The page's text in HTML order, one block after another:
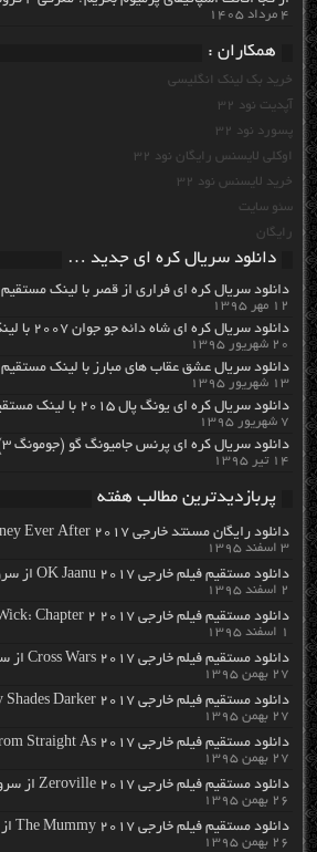
۴ مرداد ۱۴۰۵
همکاران :
خرید بک لینک انگلیسی
آپدیت نود 32
پسورد نود 32
اوکلی لایسنس رایگان نود 32
خرید لایسنس نود 32
سئو سایت
رایگان
دانلود سریال کره ای جدید …
دانلود سریال کره ای فراری از قصر با لینک مستقیم
۱۲ مهر ۱۳۹۵
دانلود سریال کره ای شاه دائه جو جوان ۲۰۰۷ با لینک مستقیم
۲۰ شهریور ۱۳۹۵
دانلود سریال عشق عقاب های مبارز با لینک مستقیم
۱۳ شهریور ۱۳۹۵
دانلود سریال کره ای یونگ پال ۲۰۱۵ با لینک مستقیم
۷ شهریور ۱۳۹۵
دانلود سریال کره ای پرنس جامیونگ گو (جومونگ ۳) با لینک مستقیم
۱۴ تیر ۱۳۹۵
پربازدیدترین مطالب هفته
دانلود رایگان مسنتد خارجی Britney Ever After 2017 با لینک مستقیم
۳ اسفند ۱۳۹۵
دانلود مستقیم فیلم خارجی OK Jaanu 2017 از سرور سایت
۲ اسفند ۱۳۹۵
دانلود مستقیم فیلم خارجی John Wick: Chapter 2 2017 از سرور سایت
۱ اسفند ۱۳۹۵
دانلود مستقیم فیلم خارجی Cross Wars 2017 از سرور سایت
۲۷ بهمن ۱۳۹۵
دانلود مستقیم فیلم خارجی Fifty Shades Darker 2017 از سرور سایت
۲۷ بهمن ۱۳۹۵
دانلود مستقیم فیلم خارجی From Straight As 2017 از سرور سایت
۲۷ بهمن ۱۳۹۵
دانلود مستقیم فیلم خارجی Zeroville 2017 از سرور سایت
۲۶ بهمن ۱۳۹۵
دانلود مستقیم فیلم خارجی The Mummy 2017 از سرور سایت
۲۶ بهمن ۱۳۹۵